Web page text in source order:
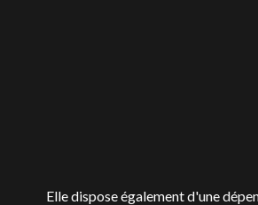
Elle dispose également d'une